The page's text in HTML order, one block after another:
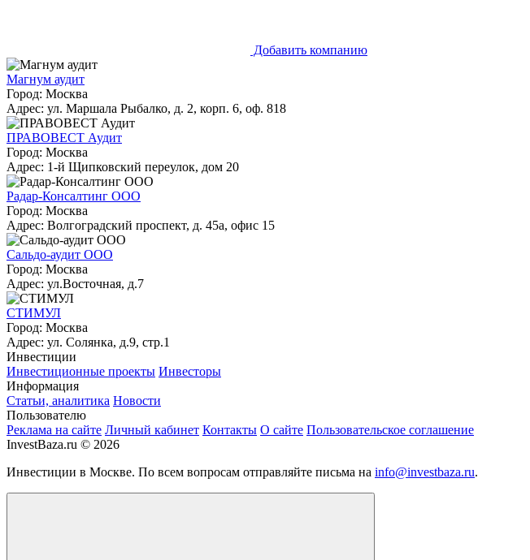
Добавить компанию
Магнум аудит
Город: Москва
Адрес: ул. Маршала Рыбалко, д. 2, корп. 6, оф. 818
ПРАВОВЕСТ Аудит
Город: Москва
Адрес: 1-й Щипковский переулок, дом 20
Радар-Консалтинг ООО
Город: Москва
Адрес: Волгоградский проспект, д. 45а, офис 15
Сальдо-аудит ООО
Город: Москва
Адрес: ул.Восточная, д.7
СТИМУЛ
Город: Москва
Адрес: ул. Солянка, д.9, стр.1
Инвестиции
Инвестиционные проекты Инвесторы
Информация
Статьи, аналитика Новости
Пользователю
Реклама на сайте Личный кабинет Контакты О сайте Пользовательское соглашение
InvestBaza.ru © 2026
Инвестиции в Москве. По всем вопросам отправляйте письма на info@investbaza.ru.